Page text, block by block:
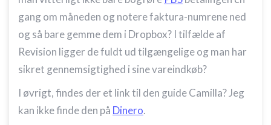
gang om måneden og notere faktura-numrene ned
og så bare gemme dem i Dropbox? I tilfælde af
Revision ligger de fuldt ud tilgængelige og man har
sikret gennemsigtighed i sine vareindkøb?
I øvrigt, findes der et link til den guide Camilla? Jeg
kan ikke finde den på Dinero.